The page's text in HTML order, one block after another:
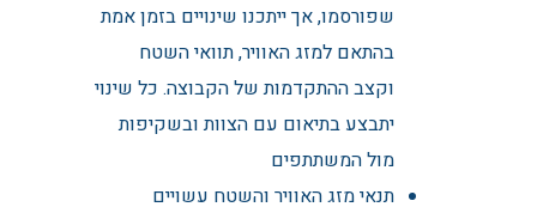
שפורסמו, אך ייתכנו שינויים בזמן אמת
בהתאם למזג האוויר, תוואי השטח
וקצב ההתקדמות של הקבוצה. כל שינוי
יתבצע בתיאום עם הצוות ובשקיפות
מול המשתתפים
תנאי מזג האוויר והשטח עשויים